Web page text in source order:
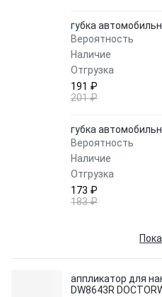
губка
Вероятность
Наличие
Отгрузка
191 ₽
201 ₽
губка
Вероятность
Наличие
Отгрузка
173 ₽
183 ₽
аппликатор для
DW8643R